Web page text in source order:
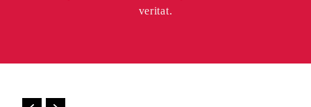
veritat.